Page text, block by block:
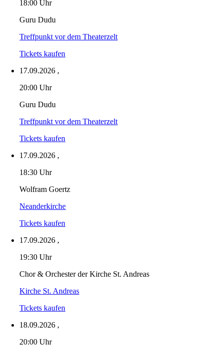
18:00 Uhr
Guru Dudu
Treffpunkt vor dem Theaterzelt
Tickets kaufen
17.09.2026 ,
20:00 Uhr
Guru Dudu
Treffpunkt vor dem Theaterzelt
Tickets kaufen
17.09.2026 ,
18:30 Uhr
Wolfram Goertz
Neanderkirche
Tickets kaufen
17.09.2026 ,
19:30 Uhr
Chor & Orchester der Kirche St. Andreas
Kirche St. Andreas
Tickets kaufen
18.09.2026 ,
20:00 Uhr